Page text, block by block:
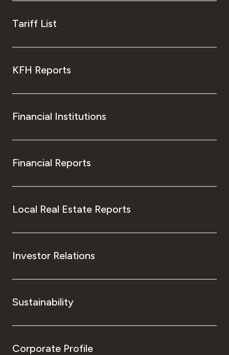
Tariff List
KFH Reports
Financial Institutions
Financial Reports
Local Real Estate Reports
Investor Relations
Sustainability
Corporate Profile